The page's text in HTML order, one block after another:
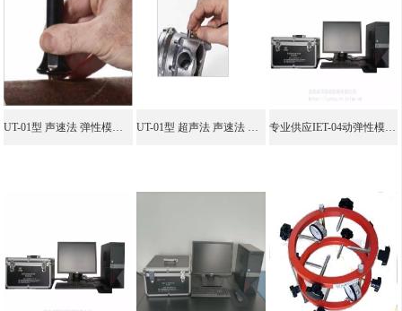
UT-01型 声速法 弹性模量测试仪 UT-01型 超声法 声速法 弹性模量测试仪 专业供应IET-04动弹性模量测定仪 脉冲激振法